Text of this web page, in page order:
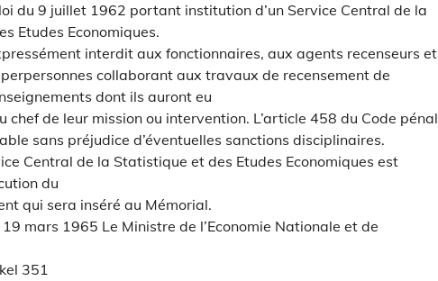
du 9 juillet 1962 portant institution d’un Service Central de la
Etudes Economiques.
interdit aux fonctionnaires, aux agents recenseurs et
collaborant aux travaux de recensement de
dont ils auront eu
chef de leur mission ou intervention. L’article 458 du Code pénal
sans préjudice d’éventuelles sanctions disciplinaires.
Central de la Statistique et des Etudes Economiques est
du
qui sera inséré au Mémorial.
mars 1965 Le Ministre de l’Economie Nationale et de
351